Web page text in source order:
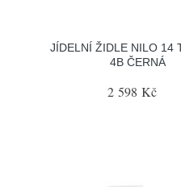
JÍDELNÍ ŽIDLE NILO 14
4B ČERNÁ
2 598 Kč